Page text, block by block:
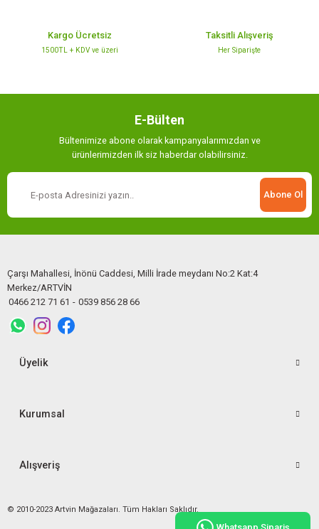
Kargo Ücretsiz
1500TL + KDV ve üzeri
Taksitli Alışveriş
Her Siparişte
E-Bülten
Bültenimize abone olarak kampanyalarımızdan ve
ürünlerimizden ilk siz haberdar olabilirsiniz.
Abone Ol
Çarşı Mahallesi, İnönü Caddesi, Milli İrade meydanı No:2 Kat:4
Merkez/ARTVİN
0466 212 71 61 - 0539 856 28 66
Üyelik
Kurumsal
Alışveriş
© 2010-2023 Artvin Mağazaları. Tüm Hakları Saklıdır.